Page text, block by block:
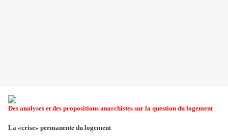
Des analyses et des propositions anarchistes sur la question du logement
La «crise» permanente du logement